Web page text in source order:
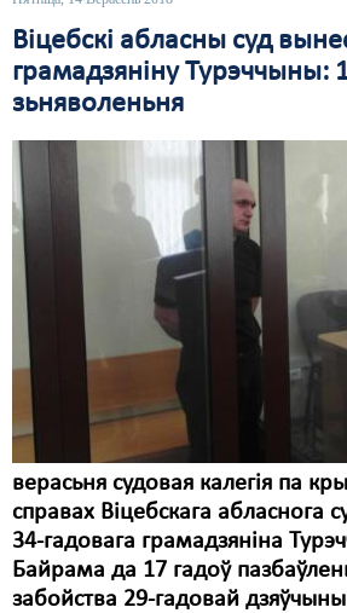
Віцебскі абласны суд
грамадзяніну Турэччыны:
зьняволеньня
верасьня судовая калегія па
справах Віцебскага абласнога
34-гадовага грамадзяніна
Байрама да 17 гадоў
забойства 29-гадовай
Суд
Сьмяротнае пакараньне
Экалёгія
Правы працоўных
Сацыяльныя правы